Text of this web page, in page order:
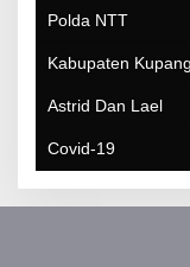
Polda NTT
Kabupaten Kupang
Astrid Dan Lael
Covid-19